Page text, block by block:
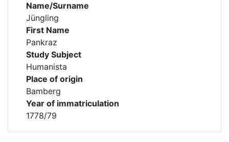
Name/Surname
Jüngling
First Name
Pankraz
Study Subject
Humanista
Place of origin
Bamberg
Year of immatriculation
1778/79